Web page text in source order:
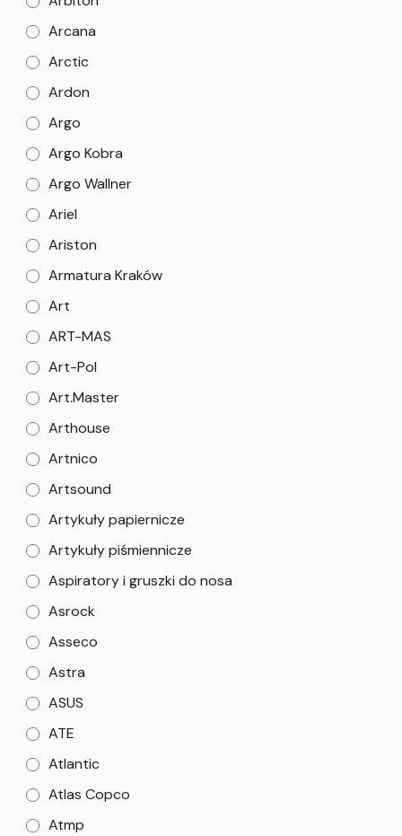
Arcana
Arctic
Ardon
Argo
Argo Kobra
Argo Wallner
Ariel
Ariston
Armatura Kraków
Art
ART-MAS
Art-Pol
Art.Master
Arthouse
Artnico
Artsound
Artykuły papiernicze
Artykuły piśmiennicze
Aspiratory i gruszki do nosa
Asrock
Asseco
Astra
ASUS
ATE
Atlantic
Atlas Copco
Atmp